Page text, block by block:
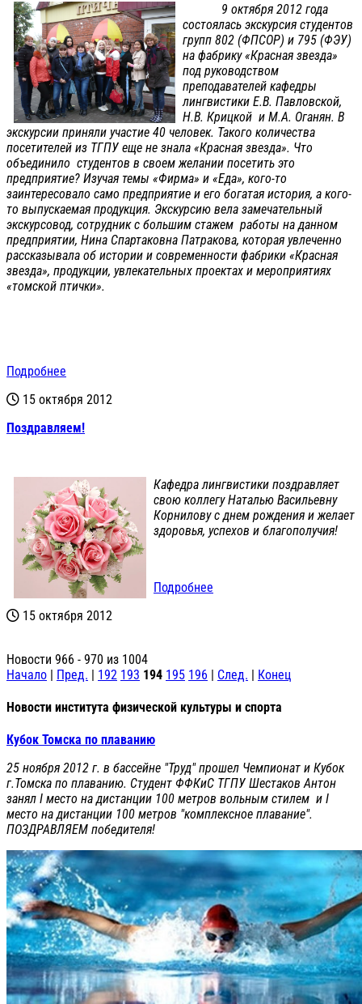
9 октября 2012 года
состоялась экскурсия студентов
групп 802 (ФПСОР) и 795 (ФЭУ)
на фабрику «Красная звезда»
под руководством
преподавателей кафедры
лингвистики Е.В. Павловской,
Н.В. Крицкой и М.А. Оганян. В
экскурсии приняли участие 40 человек. Такого количества
посетителей из ТГПУ еще не знала «Красная звезда». Что
объединило студентов в своем желании посетить это
предприятие? Изучая темы «Фирма» и «Еда», кого-то
заинтересовало само предприятие и его богатая история, а кого-
то выпускаемая продукция. Экскурсию вела замечательный
экскурсовод, сотрудник с большим стажем работы на данном
предприятии, Нина Спартаковна Патракова, которая увлеченно
рассказывала об истории и современности фабрики «Красная
звезда», продукции, увлекательных проектах и мероприятиях
«томской птички».
Подробнее
15 октября 2012
Поздравляем!
Кафедра лингвистики поздравляет
свою коллегу Наталью Васильевну
Корнилову с днем рождения и желает
здоровья, успехов и благополучия!
Подробнее
15 октября 2012
Новости 966 - 970 из 1004
Начало | Пред. | 192 193 194 195 196 | След. | Конец
Новости института физической культуры и спорта
Кубок Томска по плаванию
25 ноября 2012 г. в бассейне "Труд" прошел Чемпионат и Кубок
г.Томска по плаванию. Студент ФФКиС ТГПУ Шестаков Антон
занял I место на дистанции 100 метров вольным стилем и I
место на дистанции 100 метров "комплексное плавание".
ПОЗДРАВЛЯЕМ победителя!